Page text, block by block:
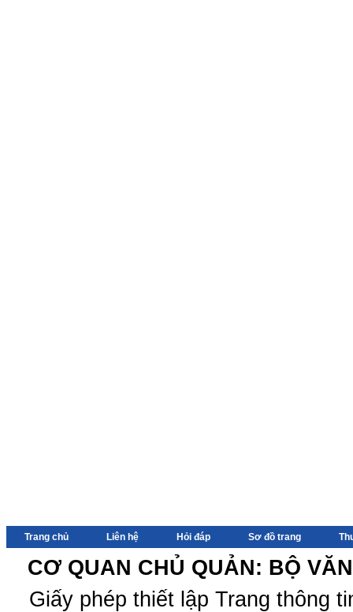
Trang chủ Liên hệ Hỏi đáp Sơ đồ trang
CƠ QUAN CHỦ QUẢN: BỘ
Giấy phép thiết lập Trang thông